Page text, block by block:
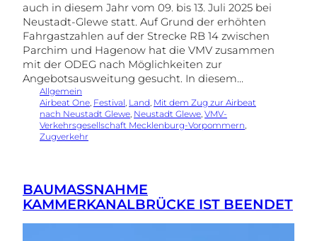
auch in diesem Jahr vom 09. bis 13. Juli 2025 bei
Neustadt-Glewe statt. Auf Grund der erhöhten
Fahrgastzahlen auf der Strecke RB 14 zwischen
Parchim und Hagenow hat die VMV zusammen
mit der ODEG nach Möglichkeiten zur
Angebotsausweitung gesucht. In diesem…
Allgemein
Airbeat One Festival Land Mit dem Zug zur Airbeat
nach Neustadt Glewe Neustadt Glewe VMV-
Verkehrsgesellschaft Mecklenburg-Vorpommern
Zugverkehr
BAUMASSNAHME K
AMMERKANALBRÜCKE IST BEENDET